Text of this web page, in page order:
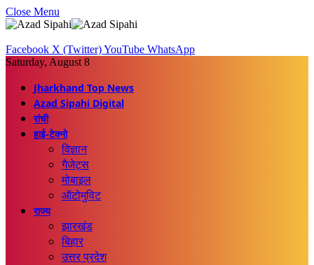
Close Menu
Facebook X (Twitter)YouTube WhatsApp
Saturday, August 8
Jharkhand Top News
Azad Sipahi Digital
रांची
हाई-टेक्नो
विज्ञान
गैजेट्स
मोबाइल
ऑटोमुविट
राज्य
झारखंड
बिहार
उत्तर प्रदेश